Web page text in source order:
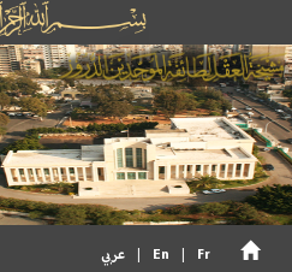
En Fr عربي